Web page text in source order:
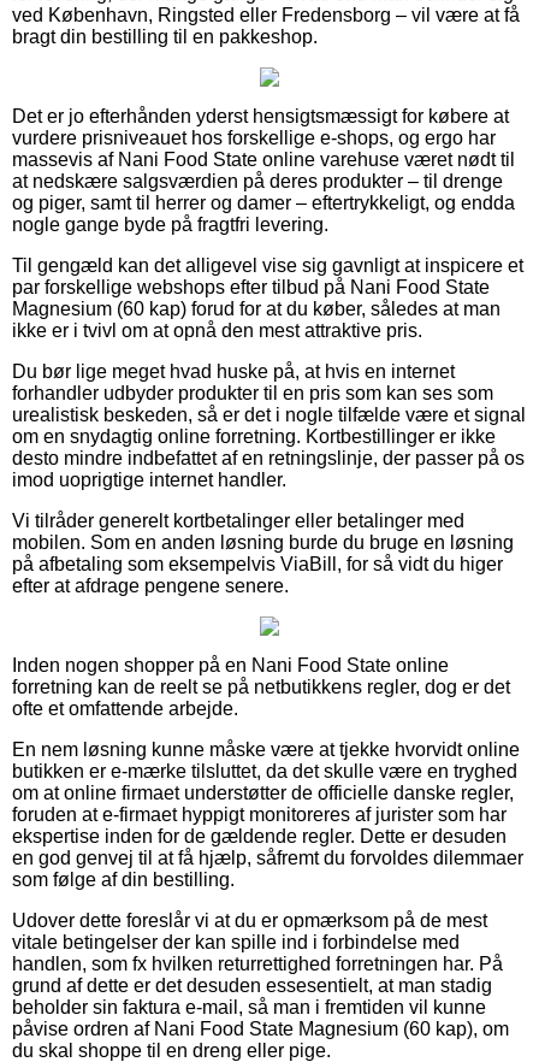
ved København, Ringsted eller Fredensborg – vil være at få
bragt din bestilling til en pakkeshop.
Det er jo efterhånden yderst hensigtsmæssigt for købere at
vurdere prisniveauet hos forskellige e-shops, og ergo har
massevis af Nani Food State online varehuse været nødt til
at nedskære salgsværdien på deres produkter – til drenge
og piger, samt til herrer og damer – eftertrykkeligt, og endda
nogle gange byde på fragtfri levering.
Til gengæld kan det alligevel vise sig gavnligt at inspicere et
par forskellige webshops efter tilbud på Nani Food State
Magnesium (60 kap) forud for at du køber, således at man
ikke er i tvivl om at opnå den mest attraktive pris.
Du bør lige meget hvad huske på, at hvis en internet
forhandler udbyder produkter til en pris som kan ses som
urealistisk beskeden, så er det i nogle tilfælde være et signal
om en snydagtig online forretning. Kortbestillinger er ikke
desto mindre indbefattet af en retningslinje, der passer på os
imod uoprigtige internet handler.
Vi tilråder generelt kortbetalinger eller betalinger med
mobilen. Som en anden løsning burde du bruge en løsning
på afbetaling som eksempelvis ViaBill, for så vidt du higer
efter at afdrage pengene senere.
Inden nogen shopper på en Nani Food State online
forretning kan de reelt se på netbutikkens regler, dog er det
ofte et omfattende arbejde.
En nem løsning kunne måske være at tjekke hvorvidt online
butikken er e-mærke tilsluttet, da det skulle være en tryghed
om at online firmaet understøtter de officielle danske regler,
foruden at e-firmaet hyppigt monitoreres af jurister som har
ekspertise inden for de gældende regler. Dette er desuden
en god genvej til at få hjælp, såfremt du forvoldes dilemmaer
som følge af din bestilling.
Udover dette foreslår vi at du er opmærksom på de mest
vitale betingelser der kan spille ind i forbindelse med
handlen, som fx hvilken returrettighed forretningen har. På
grund af dette er det desuden essesentielt, at man stadig
beholder sin faktura e-mail, så man i fremtiden vil kunne
påvise ordren af Nani Food State Magnesium (60 kap), om
du skal shoppe til en dreng eller pige.